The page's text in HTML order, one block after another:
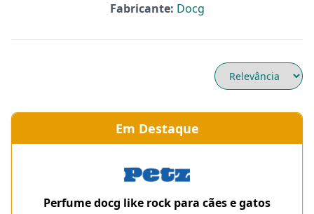
Fabricante: Docg
Em Destaque
Perfume docg like rock para cães e gatos